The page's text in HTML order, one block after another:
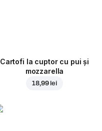
Cartofi la cuptor cu pui și
mozzarella
18,99 lei